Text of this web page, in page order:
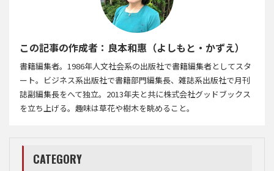
この記事の作成者：良本和惠（よしもと・かずえ）
書籍編集者。1986年人文社会系の出版社で書籍編集者としてスタ
ート。ビジネス系出版社で書籍部門編集長、雑誌系出版社で月刊
誌副編集長をへて独立。2013年夫と共に株式会社グッドブックス
を立ち上げる。趣味は草花や樹木を眺めること。
CATEGORY